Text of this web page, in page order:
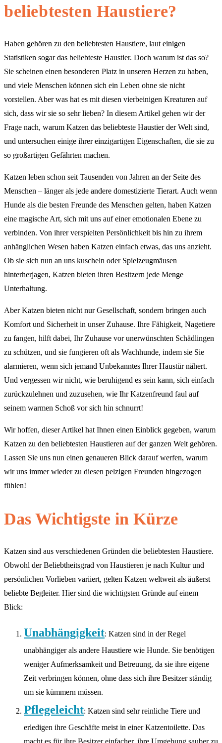
beliebtesten Haustiere?
Haben gehören zu den beliebtesten Haustiere, laut einigen
Statistiken sogar das beliebteste Haustier. Doch warum ist das so?
Sie scheinen einen besonderen Platz in unseren Herzen zu haben,
und viele Menschen können sich ein Leben ohne sie nicht
vorstellen. Aber was hat es mit diesen vierbeinigen Kreaturen auf
sich, dass wir sie so sehr lieben? In diesem Artikel gehen wir der
Frage nach, warum Katzen das beliebteste Haustier der Welt sind,
und untersuchen einige ihrer einzigartigen Eigenschaften, die sie zu
so großartigen Gefährten machen.
Katzen leben schon seit Tausenden von Jahren an der Seite des
Menschen – länger als jede andere domestizierte Tierart. Auch wenn
Hunde als die besten Freunde des Menschen gelten, haben Katzen
eine magische Art, sich mit uns auf einer emotionalen Ebene zu
verbinden. Von ihrer verspielten Persönlichkeit bis hin zu ihrem
anhänglichen Wesen haben Katzen einfach etwas, das uns anzieht.
Ob sie sich nun an uns kuscheln oder Spielzeugmäusen
hinterherjagen, Katzen bieten ihren Besitzern jede Menge
Unterhaltung.
Aber Katzen bieten nicht nur Gesellschaft, sondern bringen auch
Komfort und Sicherheit in unser Zuhause. Ihre Fähigkeit, Nagetiere
zu fangen, hilft dabei, Ihr Zuhause vor unerwünschten Schädlingen
zu schützen, und sie fungieren oft als Wachhunde, indem sie Sie
alarmieren, wenn sich jemand Unbekanntes Ihrer Haustür nähert.
Und vergessen wir nicht, wie beruhigend es sein kann, sich einfach
zurückzulehnen und zuzusehen, wie Ihr Katzenfreund faul auf
seinem warmen Schoß vor sich hin schnurrt!
Wir hoffen, dieser Artikel hat Ihnen einen Einblick gegeben, warum
Katzen zu den beliebtesten Haustieren auf der ganzen Welt gehören.
Lassen Sie uns nun einen genaueren Blick darauf werfen, warum
wir uns immer wieder zu diesen pelzigen Freunden hingezogen
fühlen!
Das Wichtigste in Kürze
Katzen sind aus verschiedenen Gründen die beliebtesten Haustiere.
Obwohl der Beliebtheitsgrad von Haustieren je nach Kultur und
persönlichen Vorlieben variiert, gelten Katzen weltweit als äußerst
beliebte Begleiter. Hier sind die wichtigsten Gründe auf einem
Blick:
Unabhängigkeit: Katzen sind in der Regel
unabhängiger als andere Haustiere wie Hunde. Sie benötigen
weniger Aufmerksamkeit und Betreuung, da sie ihre eigene
Zeit verbringen können, ohne dass sich ihre Besitzer ständig
um sie kümmern müssen.
Pflegeleicht: Katzen sind sehr reinliche Tiere und
erledigen ihre Geschäfte meist in einer Katzentoilette. Das
macht es für ihre Besitzer einfacher, ihre Umgebung sauber zu